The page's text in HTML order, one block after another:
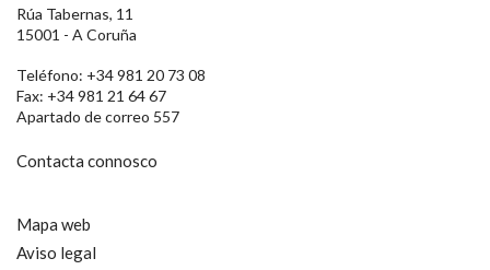
Rúa Tabernas, 11
15001 - A Coruña
Teléfono: +34 981 20 73 08
Fax: +34 981 21 64 67
Apartado de correo 557
Contacta connosco
Mapa web
Aviso legal